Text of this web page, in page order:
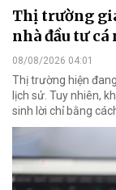
Thị trường
nhà đầu tư cá
08/08/2026 04:01
Thị trường hiện
lịch sử. Tuy nhiên,
sinh lời chỉ bằng